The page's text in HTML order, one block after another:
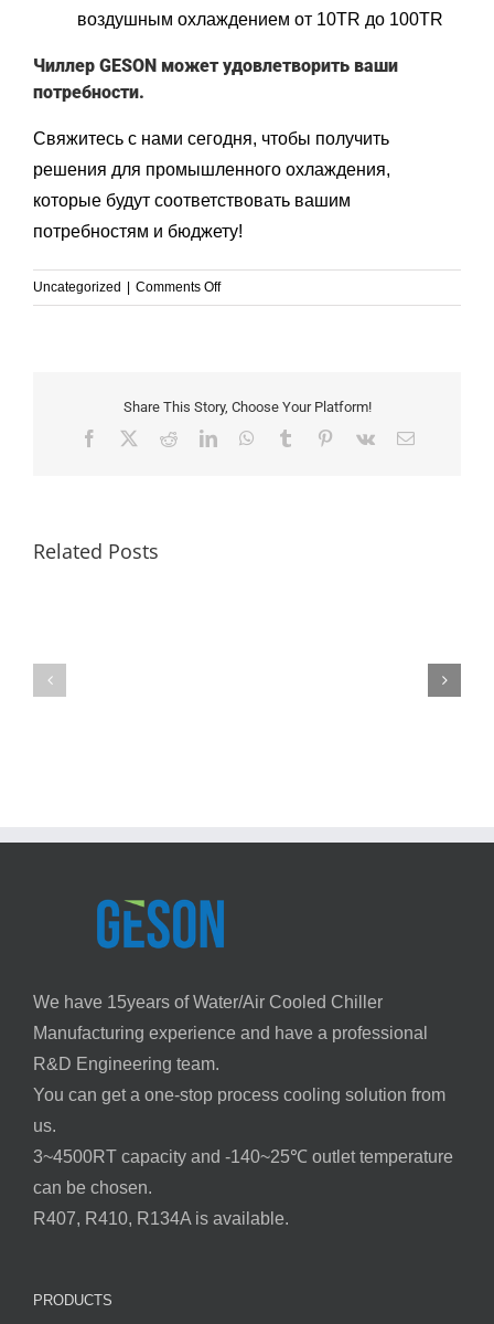
воздушным охлаждением от 10TR до 100TR
Чиллер GESON может удовлетворить ваши
потребности.
Свяжитесь с нами сегодня, чтобы получить
решения для промышленного охлаждения,
которые будут соответствовать вашим
потребностям и бюджету!
Uncategorized Comments Offon
Что
с
источником
Share This Story, Choose Your Platform!
Facebook RedditLinkedInWhatsApp
Tumblr Pinterest
Vk Email
Related Posts
Refrigerant
We have 15years of Water/Air Cooled Chiller
Manufacturing experience and have a professional
R&D Engineering team.
You can get a one-stop process cooling solution from
us.
3~4500RT capacity and -140~25℃ outlet temperature
can be chosen.
R407, R410, R134A is available.
PRODUCTS